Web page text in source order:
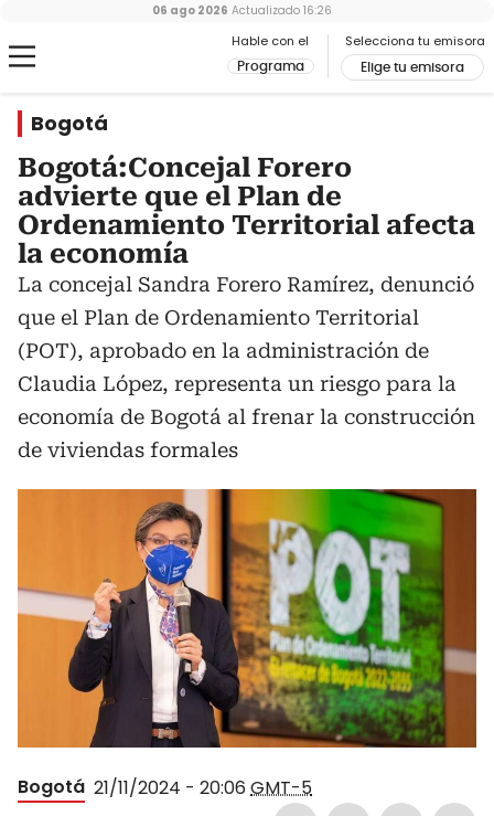
Hable con el
Programa
Selecciona tu emisora
Elige tu emisora
06 ago 2026 Actualizado 16:26
Bogotá
Bogotá:Concejal Forero
advierte que el Plan de
Ordenamiento Territorial afecta
la economía
La concejal Sandra Forero Ramírez, denunció
que el Plan de Ordenamiento Territorial
(POT), aprobado en la administración de
Claudia López, representa un riesgo para la
economía de Bogotá al frenar la construcción
de viviendas formales
Bogotá 21/11/2024 - 20:06 GMT-5